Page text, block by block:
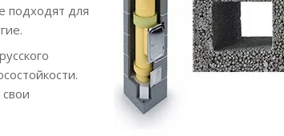
подходят для